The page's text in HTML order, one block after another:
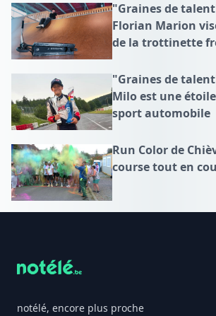
"Graines de
Florian Marion
de la trottinette
"Graines de
Milo est une
sport automobile
Run Color de
course tout en
notélé, encore plus proche